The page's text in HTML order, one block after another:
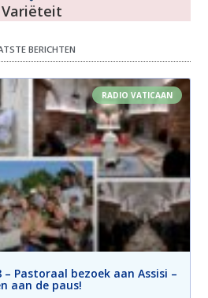
Variëteit
BERICHTEN
RADIO VATICAAN
Pastoraal bezoek aan Assisi –
aan de paus!